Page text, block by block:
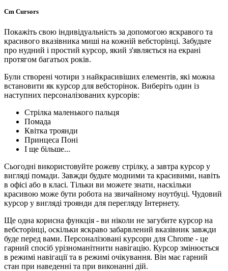
Cm Cursors
Покажіть свою індивідуальність за допомогою яскравого та
красивого вказівника миші на кожній вебсторінці. Забудьте
про нудний і простий курсор, який з'являється на екрані
протягом багатьох років.
Були створені чотири з найкрасивіших елементів, які можна
встановити як курсор для вебсторінок. Виберіть один із
наступних персоналізованих курсорів:
Стрілка маленького пальця
Помада
Квітка троянди
Принцеса Поні
І ще більше...
Сьогодні використовуйте рожеву стрілку, а завтра курсор у
вигляді помади. Завжди будьте модними та красивими, навіть
в офісі або в класі. Тільки ви можете знати, наскільки
красивою може бути робота на звичайному ноутбуці. Чудовий
курсор у вигляді троянди для перегляду Інтернету.
Ще одна корисна функція - ви ніколи не загубите курсор на
вебсторінці, оскільки яскраво забарвлений вказівник завжди
буде перед вами. Персоналізовані курсори для Chrome - це
гарний спосіб урізноманітнити навігацію. Курсор змінюється
в режимі навігації та в режимі очікування. Він має гарний
стан при наведенні та при виконанні дій.